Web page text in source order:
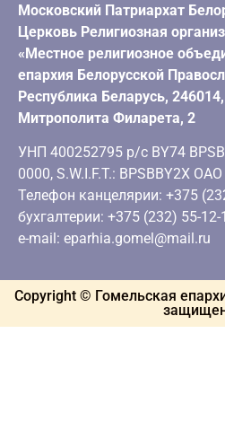
Московский Патриархат
Церковь Религиозная
«Местное религиозное
епархия Белорусской
Республика Беларусь,
Митрополита Филарета, 2
УНП 400252795 р/с BY74
0000, S.W.I.F.T.: BPSBBY2X
Телефон канцелярии: +375
бухгалтерии: +375 (232) 55-12-
e-mail: eparhia.gomel@mail.ru
Copyright © Гомельская